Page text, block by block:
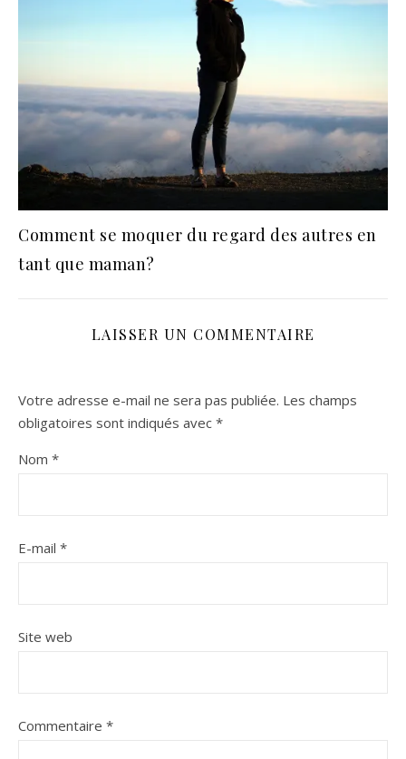
Comment se moquer du regard des autres en
tant que maman?
LAISSER UN COMMENTAIRE
Votre adresse e-mail ne sera pas publiée. Les champs
obligatoires sont indiqués avec *
Nom *
E-mail *
Site web
Commentaire *